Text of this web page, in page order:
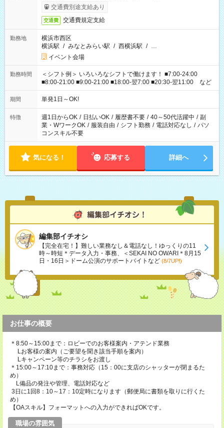
交通費別途支給あり
交通費 交通費規定支給
勤務地
横浜市西区
横浜駅 / みなとみらい駅 / 西横浜駅 / …
イベント会場
勤務時間
＜シフト例＞ いろいろなシフトで働けます！ ■7:00-24:00
■8:00-21:00 ■9:00-21:00 ■18:00-翌7:00 ■20:30-翌11:00 など
期間 単発1日～OK!
特徴 週1日からOK / 日払いOK / 履歴書不要 / 40～50代活躍中 / 副
業・WワークOK / 服装自由 / シフト勤務 / 電話対応なし / パソ
コンスキル不要
気になる！ 応募する 詳細へ
編集部イチオシ
【完全在宅！】難しい業務なし＆電話なし！ゆっくりの11
時～時短＊データ入力・事務、＜SEKAI NO OWARI＊8月15
日・16日＞ドーム公演のサポートバイトなど (8/7UP!)
お仕事の概要
＊8:50～15:00まで：ロビーでのお客様案内・アテンド業務
Lお客様の案内（ご要望を聞き該当手順を案内）
Lキャンペーン等のチラシをお渡し
＊15:00～17:10まで：事務対応（15：00に支店のシャッターが閉まるた
め）
L備品の発注や管理、電話対応など
3日に1回8：10～17：10定時になります（郵便局に書類を取りに行くた
め）
【OAスキル】フォーマットへの入力ができればOKです。
職場の雰囲気